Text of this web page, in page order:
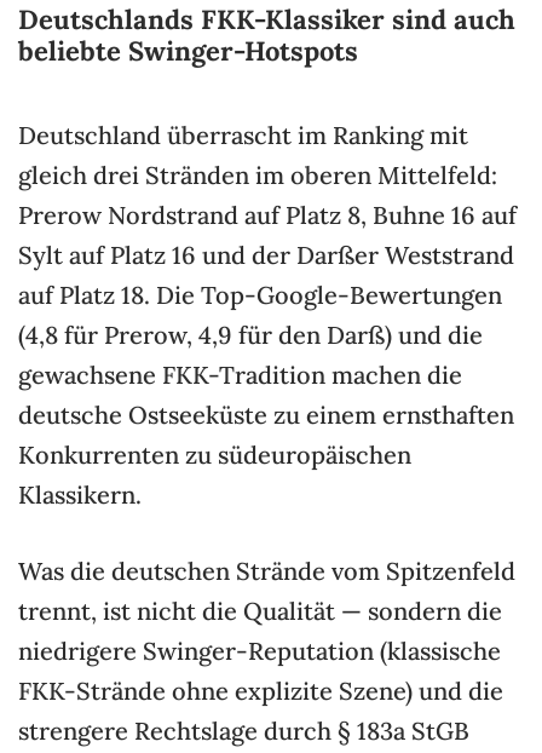
Deutschlands FKK-Klassiker sind auch
beliebte Swinger-Hotspots
Deutschland überrascht im Ranking mit
gleich drei Stränden im oberen Mittelfeld:
Prerow Nordstrand auf Platz 8, Buhne 16 auf
Sylt auf Platz 16 und der Darßer Weststrand
auf Platz 18. Die Top-Google-Bewertungen
(4,8 für Prerow, 4,9 für den Darß) und die
gewachsene FKK-Tradition machen die
deutsche Ostseeküste zu einem ernsthaften
Konkurrenten zu südeuropäischen
Klassikern.
Was die deutschen Strände vom Spitzenfeld
trennt, ist nicht die Qualität — sondern die
niedrigere Swinger-Reputation (klassische
FKK-Strände ohne explizite Szene) und die
strengere Rechtslage durch § 183a StGB